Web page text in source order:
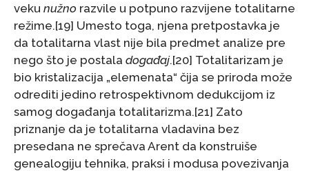
veku nužno razvile u potpuno razvijene totalitarne
režime.[19] Umesto toga, njena pretpostavka je
da totalitarna vlast nije bila predmet analize pre
nego što je postala događaj.[20] Totalitarizam je
bio kristalizacija „elemenata“ čija se priroda može
odrediti jedino retrospektivnom dedukcijom iz
samog događanja totalitarizma.[21] Zato
priznanje da je totalitarna vladavina bez
presedana ne sprečava Arent da konstruiše
genealogiju tehnika, praksi i modusa povezivanja